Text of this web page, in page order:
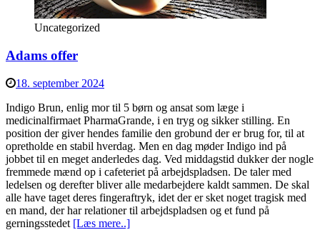
Uncategorized
Adams offer
18. september 2024
Indigo Brun, enlig mor til 5 børn og ansat som læge i
medicinalfirmaet PharmaGrande, i en tryg og sikker stilling. En
position der giver hendes familie den grobund der er brug for, til at
opretholde en stabil hverdag. Men en dag møder Indigo ind på
jobbet til en meget anderledes dag. Ved middagstid dukker der nogle
fremmede mænd op i cafeteriet på arbejdspladsen. De taler med
ledelsen og derefter bliver alle medarbejdere kaldt sammen. De skal
alle have taget deres fingeraftryk, idet der er sket noget tragisk med
en mand, der har relationer til arbejdspladsen og et fund på
gerningsstedet [Læs mere..]